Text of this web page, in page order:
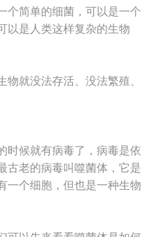
个简单的细菌，可以是一个
以是人类这样复杂的生物
就没法存活、没法繁殖、
时候就有病毒了，病毒是依
古老的病毒叫噬菌体，它是
一个细胞，但也是一种生物